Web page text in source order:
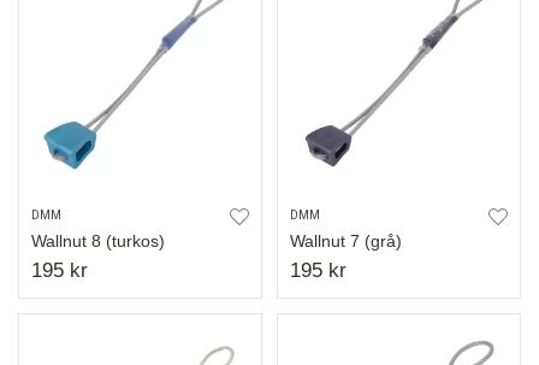
DMM
Wallnut 8 (turkos)
195 kr
DMM
Wallnut 7 (grå)
195 kr